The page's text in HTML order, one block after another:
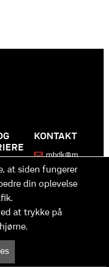
del
KONTAKT
mbdk@m
Holding ApS. Tilmeldt
at siden fungerer
din oplevelse
at trykke på